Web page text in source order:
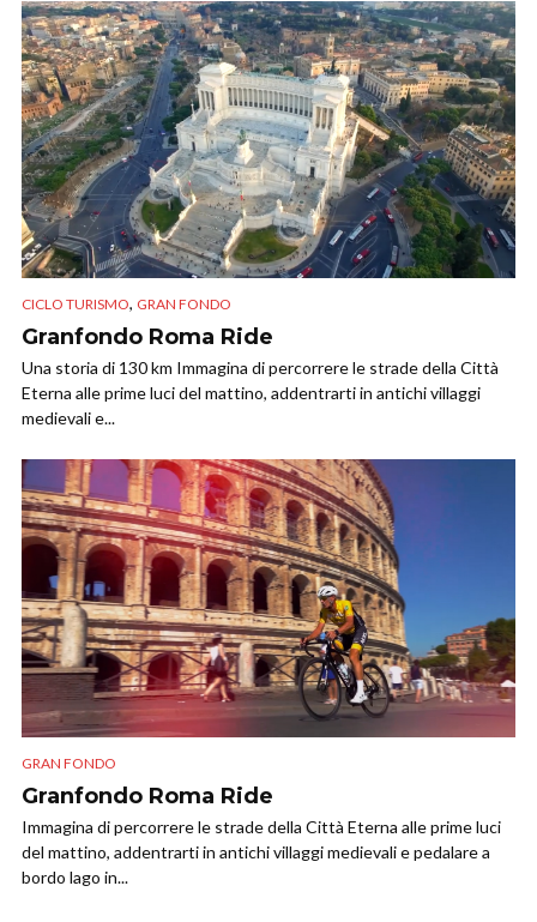
CICLO TURISMO, GRAN FONDO
Granfondo Roma Ride
Una storia di 130 km Immagina di percorrere le strade della Città
Eterna alle prime luci del mattino, addentrarti in antichi villaggi
medievali e...
GRAN FONDO
Granfondo Roma Ride
Immagina di percorrere le strade della Città Eterna alle prime luci
del mattino, addentrarti in antichi villaggi medievali e pedalare a
bordo lago in...